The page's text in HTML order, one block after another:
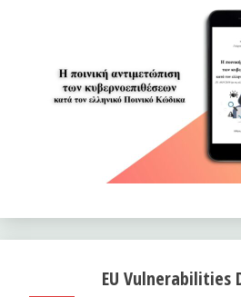
EU Vulnerabilities